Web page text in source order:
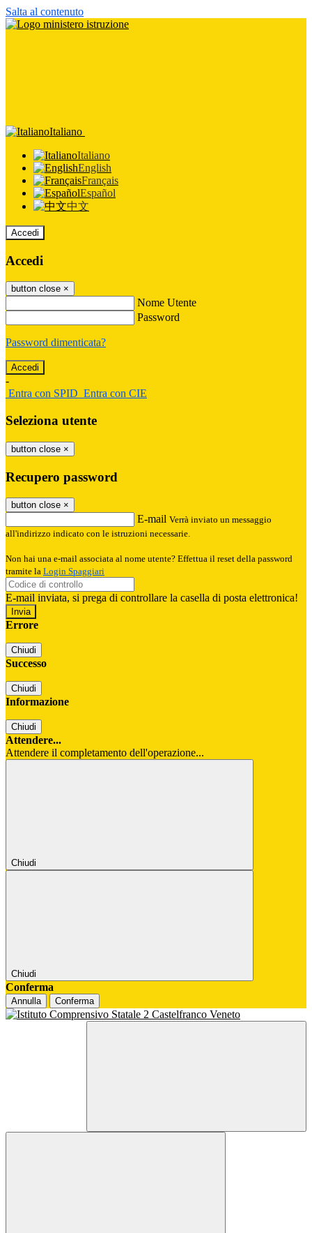
Salta al contenuto
Italiano
Italiano
English
Français
Español
中文
Accedi
Accedi
button close ×
Nome Utente
Password
Password dimenticata?
-
Entra con SPID Entra con CIE
Seleziona utente
button close ×
Recupero password
button close ×
E-mail Verrà inviato un messaggio
all'indirizzo indicato con le istruzioni necessarie.
Non hai una e-mail associata al nome utente? Effettua il reset della password
tramite la Login Spaggiari
E-mail inviata, si prega di controllare la casella di posta elettronica!
Errore
Chiudi
Successo
Chiudi
Informazione
Chiudi
Attendere...
Attendere il completamento dell'operazione...
Chiudi
Chiudi
Conferma
Annulla Conferma